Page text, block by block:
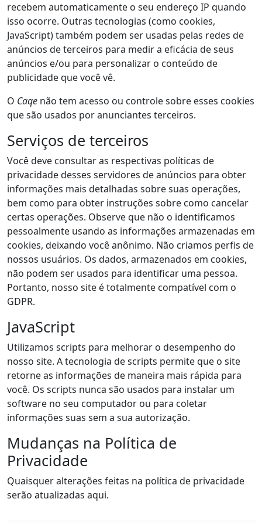
recebem automaticamente o seu endereço IP quando
isso ocorre. Outras tecnologias (como cookies,
JavaScript) também podem ser usadas pelas redes de
anúncios de terceiros para medir a eficácia de seus
anúncios e/ou para personalizar o conteúdo de
publicidade que você vê.
O Caqe não tem acesso ou controle sobre esses cookies
que são usados por anunciantes terceiros.
Serviços de terceiros
Você deve consultar as respectivas políticas de
privacidade desses servidores de anúncios para obter
informações mais detalhadas sobre suas operações,
bem como para obter instruções sobre como cancelar
certas operações. Observe que não o identificamos
pessoalmente usando as informações armazenadas em
cookies, deixando você anônimo. Não criamos perfis de
nossos usuários. Os dados, armazenados em cookies,
não podem ser usados para identificar uma pessoa.
Portanto, nosso site é totalmente compatível com o
GDPR.
JavaScript
Utilizamos scripts para melhorar o desempenho do
nosso site. A tecnologia de scripts permite que o site
retorne as informações de maneira mais rápida para
você. Os scripts nunca são usados para instalar um
software no seu computador ou para coletar
informações suas sem a sua autorização.
Mudanças na Política de
Privacidade
Quaisquer alterações feitas na política de privacidade
serão atualizadas aqui.